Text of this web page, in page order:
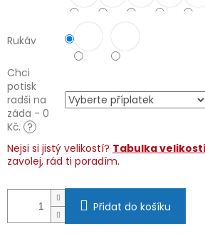
Rukáv
Chci
potisk
radši na
záda - 0
Kč. ?
Nejsi si jistý velikostí? Tabulka velikostí
zavolej, rád ti poradím.
Přidat do košíku